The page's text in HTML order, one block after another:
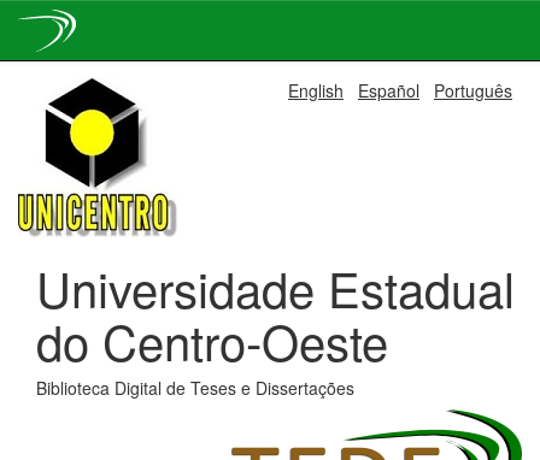
navigation
English Español Português
Universidade Estadual
do Centro-Oeste
Biblioteca Digital de Teses e Dissertações